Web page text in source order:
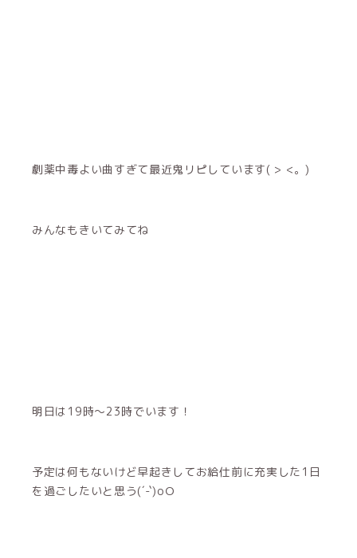
劇薬中毒よい曲すぎて最近鬼リピしています( > <。)
みんなもきいてみてね
明日は19時〜23時でいます！
予定は何もないけど早起きしてお給仕前に充実した1日
を過ごしたいと思う(´-`)oＯ